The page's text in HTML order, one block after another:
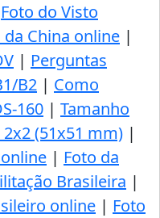
Foto do Visto
da China online |
| Perguntas
B2 | Como
160 | Tamanho
(51x51 mm) |
| Foto da
Brasileira |
online | Foto